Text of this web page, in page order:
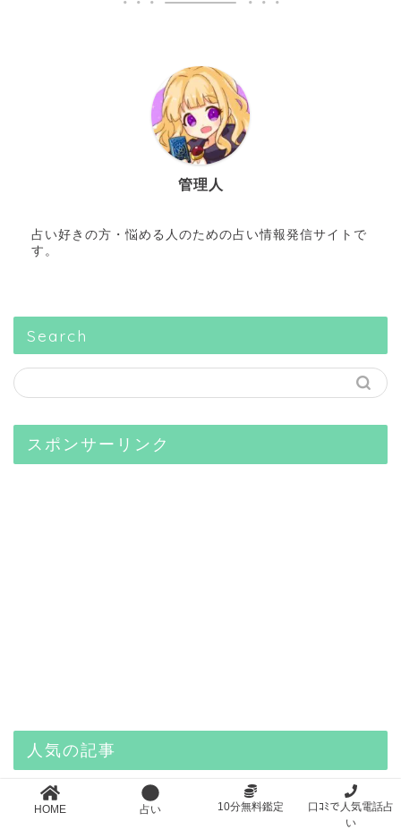
管理人
占い好きの方・悩める人のための占い情報発信サイトで
す。
Search
スポンサーリンク
人気の記事
算命学の見方。誰でも分かる運命の
HOME 占い 10分無料鑑定
口ｺﾐで人気電話占
い